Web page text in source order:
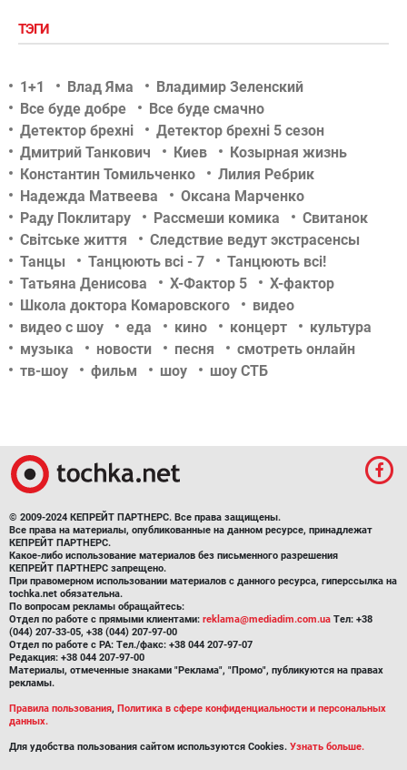
ТЭГИ
1+1 Влад Яма
Владимир Зеленский
Все буде добре
Все буде смачно
Детектор брехні
Детектор брехні 5 сезон
Дмитрий Танкович
Киев
Козырная жизнь
Константин Томильченко
Лилия Ребрик
Надежда Матвеева
Оксана Марченко
Раду Поклитару
Рассмеши комика
Свитанок
Світське життя
Следствие ведут экстрасенсы
Танцы
Танцюють всі - 7
Танцюють всі!
Татьяна Денисова
Х-Фактор 5
Х-фактор
Школа доктора Комаровского
видео
видео с шоу
еда кино концерт
культура
музыка
новости песня
смотреть онлайн
тв-шоу
фильм шоу шоу СТБ
© 2009-2024 КЕПРЕЙТ ПАРТНЕРС. Все права защищены.
Все права на материалы, опубликованные на данном ресурсе, принадлежат
КЕПРЕЙТ ПАРТНЕРС.
Какое-либо использование материалов без письменного разрешения
КЕПРЕЙТ ПАРТНЕРС запрещено.
При правомерном использовании материалов с данного ресурса, гиперссылка на
tochka.net обязательна.
По вопросам рекламы обращайтесь:
Отдел по работе с прямыми клиентами: reklama@mediadim.com.ua Тел: +38
(044) 207-33-05, +38 (044) 207-97-00
Отдел по работе с РА: Тел./факс: +38 044 207-97-07
Редакция: +38 044 207-97-00
Материалы, отмеченные знаками "Реклама", "Промо", публикуются на правах
рекламы.
Правила пользования, Политика в сфере конфиденциальности и персональных
данных.
Для удобства пользования сайтом используются Cookies. Узнать больше.